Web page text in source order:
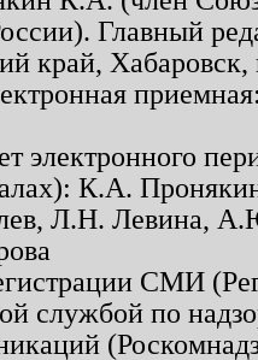
Главный
край,
электронного
К.А.
Л.Н. Левина,
СМИ
службой по